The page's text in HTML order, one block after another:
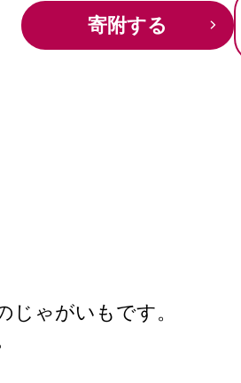
寄附する
ゃがいもです。